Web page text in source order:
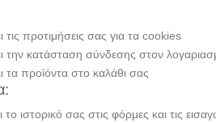
προτιμήσεις σας για τα cookies
την κατάσταση σύνδεσης στον
τα προϊόντα στο καλάθι σας
ιστορικό σας στις φόρμες και τις